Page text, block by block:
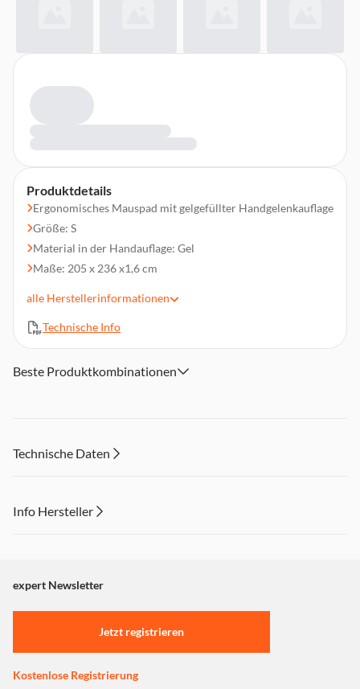
Produktdetails
Ergonomisches Mauspad mit gelgefüllter Handgelenkauflage
Größe: S
Material in der Handauflage: Gel
Maße: 205 x 236 x1,6 cm
alle Herstellerinformationen
Technische Info
Beste Produktkombinationen
Technische Daten
Info Hersteller
"Marketing".
Einstellungen anpassen
expert Newsletter
Jetzt registrieren
Kostenlose Registrierung